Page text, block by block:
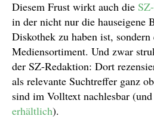
Diesem Frust wirkt auch die
in der nicht nur die hauseigene
Diskothek zu haben ist, sondern
Mediensortiment. Und zwar
der SZ-Redaktion: Dort
als relevante Suchtreffer ganz
sind im Volltext nachlesbar
erhältlich).